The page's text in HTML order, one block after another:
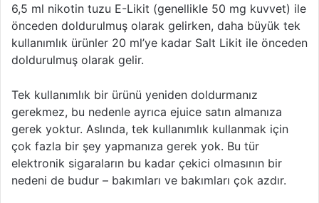
6,5 ​​ml nikotin tuzu E-Likit (genellikle 50 mg kuvvet) ile
önceden doldurulmuş olarak gelirken, daha büyük tek
kullanımlık ürünler 20 ml’ye kadar Salt Likit ile önceden
doldurulmuş olarak gelir.
Tek kullanımlık bir ürünü yeniden doldurmanız
gerekmez, bu nedenle ayrıca ejuice satın almanıza
gerek yoktur. Aslında, tek kullanımlık kullanmak için
çok fazla bir şey yapmanıza gerek yok. Bu tür
elektronik sigaraların bu kadar çekici olmasının bir
nedeni de budur – bakımları ve bakımları çok azdır.